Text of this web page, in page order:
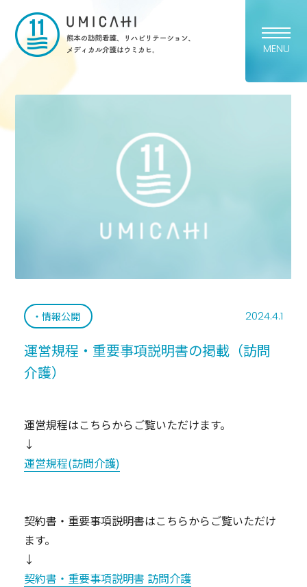
MENU
情報公開 2024.4.1
運営規程・重要事項説明書の掲載（訪問
介護）
運営規程はこちらからご覧いただけます。
↓
運営規程(訪問介護)
契約書・重要事項説明書はこちらからご覧いただけ
ます。
↓
契約書・重要事項説明書 訪問介護